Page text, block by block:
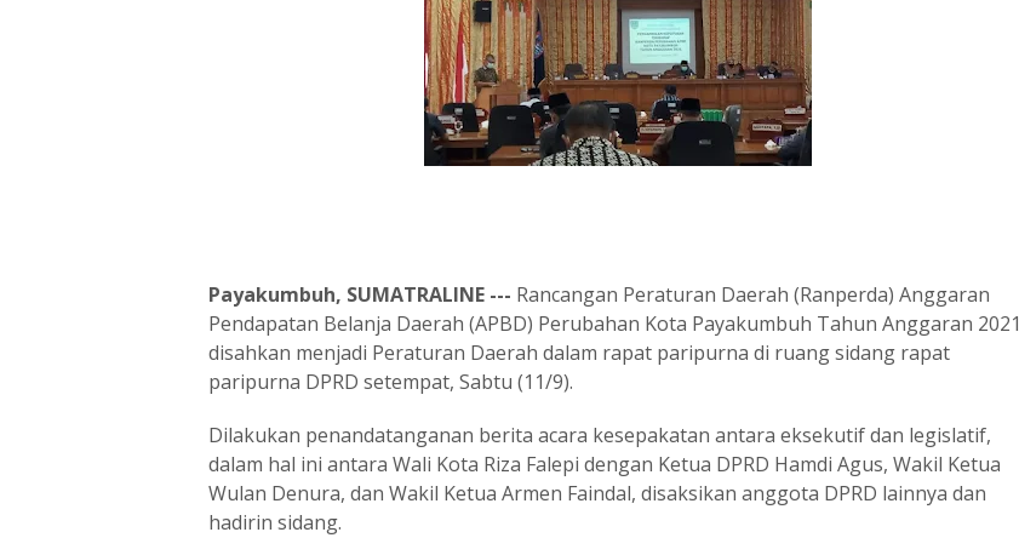
Payakumbuh, SUMATRALINE --- Rancangan Peraturan Daerah (Ranperda) Anggaran
Pendapatan Belanja Daerah (APBD) Perubahan Kota Payakumbuh Tahun Anggaran 2021
disahkan menjadi Peraturan Daerah dalam rapat paripurna di ruang sidang rapat
paripurna DPRD setempat, Sabtu (11/9).
Dilakukan penandatanganan berita acara kesepakatan antara eksekutif dan legislatif,
dalam hal ini antara Wali Kota Riza Falepi dengan Ketua DPRD Hamdi Agus, Wakil Ketua
Wulan Denura, dan Wakil Ketua Armen Faindal, disaksikan anggota DPRD lainnya dan
hadirin sidang.